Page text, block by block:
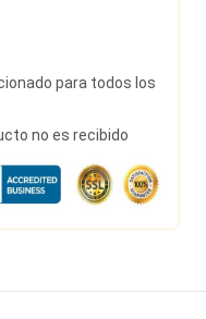
para todos los
no es recibido